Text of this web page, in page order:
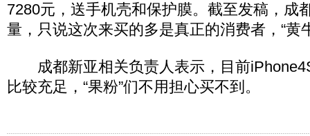
7280元，送手机壳和保护膜。截至发稿，成
量，只说这次来买的多是真正的消费者，“黄
成都新亚相关负责人表示，目前
比较充足，“果粉”们不用担心买不到。